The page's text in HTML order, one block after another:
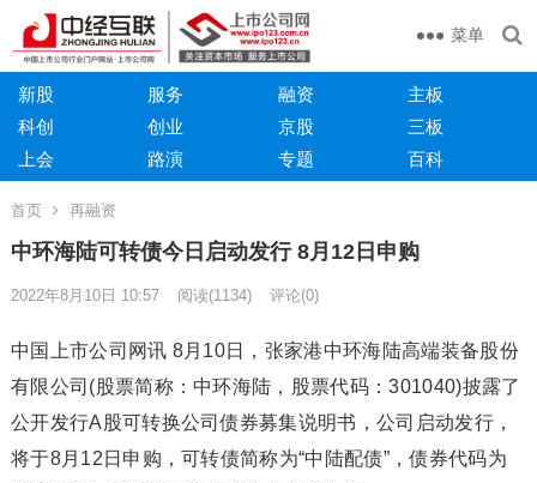
菜单
新股 服务 融资
主板
科创
创业 京股
三板
上会
路演 专题 百科
首页 再融资
中环海陆可转债今日启动发行 8月12日申购
2022年8月10日 10:57 阅读(1134) 评论(0)
中国上市公司网讯 8月10日，张家港中环海陆高端装备股份
有限公司(股票简称：中环海陆，股票代码：301040)披露了
公开发行A股可转换公司债券募集说明书，公司启动发行，
将于8月12日申购，可转债简称为“中陆配债”，债券代码为